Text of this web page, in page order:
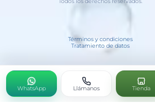
Términos y condiciones
Tratamiento de datos
WhatsApp Llámanos Tienda